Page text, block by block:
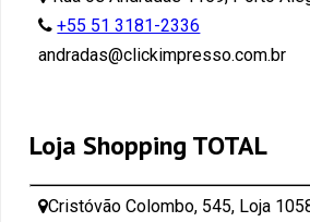
+55 51 3181-2336
andradas@clickimpresso.com.br
Loja Shopping TOTAL
Cristóvão Colombo, 545, Loja